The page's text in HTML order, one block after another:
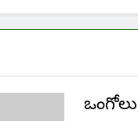
ఒంగోలు